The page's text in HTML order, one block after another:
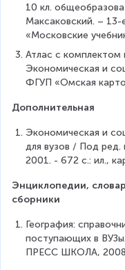
10 кл.
Максаковский. –
«Московские
Атлас с комплектом
Экономическая и
ФГУП «Омская
Дополнительная
Экономическая и
для вузов / Под
2001. - 672 с.: ил.,
Энциклопедии,
сборники
География:
поступающих в
ПРЕСС ШКОЛА,